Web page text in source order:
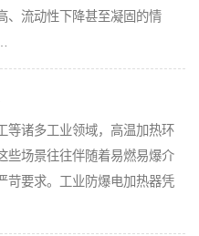
、流动性下降甚至凝固的情
等诸多工业领域，高温加热环
些场景往往伴随着易燃易爆介
苛要求。工业防爆电加热器凭